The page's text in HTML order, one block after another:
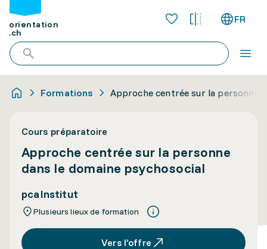
orientation
.ch
FR
Formations Approche centrée sur la personne
Cours préparatoire
Approche centrée sur la personne
dans le domaine psychosocial
pcaInstitut
Plusieurs lieux de formation
Vers l’offre